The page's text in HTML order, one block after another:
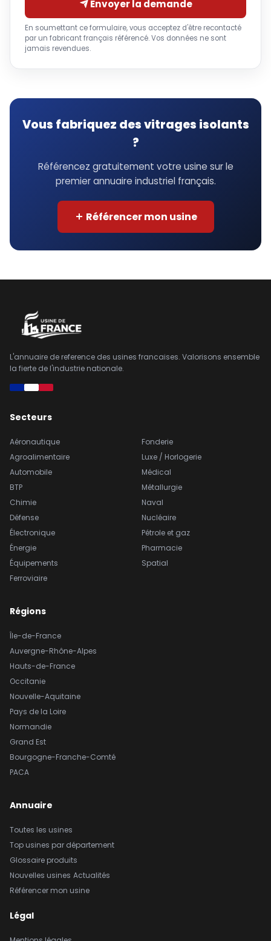
Envoyer la demande
En soumettant ce formulaire, vous acceptez d'être recontacté
par un fabricant français référencé. Vos données ne sont
jamais revendues.
Vous fabriquez des vitrages isolants
?
Référencez gratuitement votre usine sur le
premier annuaire industriel français.
Référencer mon usine
L'annuaire de reference des usines francaises. Valorisons ensemble
la fierte de l'industrie nationale.
Secteurs
Aéronautique
Agroalimentaire
Automobile
BTP
Chimie
Défense
Électronique
Énergie
Équipements
Ferroviaire
Fonderie
Luxe / Horlogerie
Médical
Métallurgie
Naval
Nucléaire
Pétrole et gaz
Pharmacie
Spatial
Régions
Île-de-France
Auvergne-Rhône-Alpes
Hauts-de-France
Occitanie
Nouvelle-Aquitaine
Pays de la Loire
Normandie
Grand Est
Bourgogne-Franche-Comté
PACA
Annuaire
Toutes les usines
Top usines par département
Glossaire produits
Nouvelles usines Actualités
Référencer mon usine
Légal